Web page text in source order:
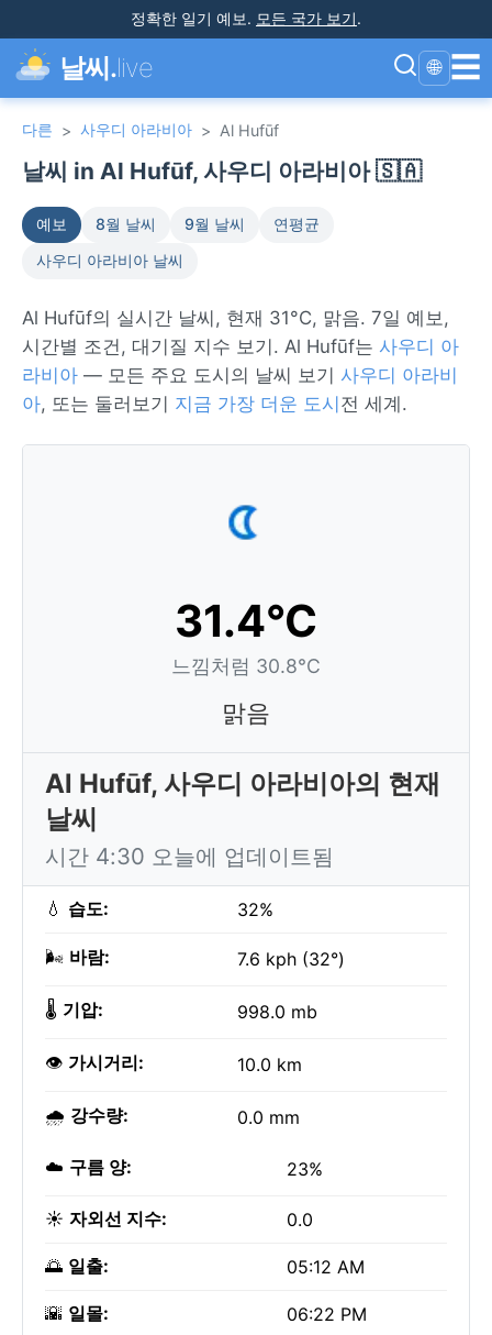
정확한 일기 예보. 모든 국가 보기.
날씨.live 🌐 ☰
다른 > 사우디 아라비아 > Al Hufūf
날씨 in Al Hufūf, 사우디 아라비아 🇸🇦
예보 8월 날씨 9월 날씨
연평균
사우디 아라비아 날씨
Al Hufūf의 실시간 날씨, 현재 31°C, 맑음. 7일 예보,
시간별 조건, 대기질 지수 보기. Al Hufūf는 사우디 아
라비아 — 모든 주요 도시의 날씨 보기 사우디 아라비
아, 또는 둘러보기 지금 가장 더운 도시 전 세계.
31.4°C
느낌처럼 30.8°C
맑음
Al Hufūf, 사우디 아라비아의 현재
날씨
시간 4:30 오늘에 업데이트됨
💧 습도: 32%
🌬️ 바람: 7.6 kph (32°)
🌡️ 기압: 998.0 mb
👁️ 가시거리: 10.0 km
🌧️ 강수량: 0.0 mm
☁️ 구름 양: 23%
☀️ 자외선 지수: 0.0
🌅 일출: 05:12 AM
🌇 일몰: 06:22 PM